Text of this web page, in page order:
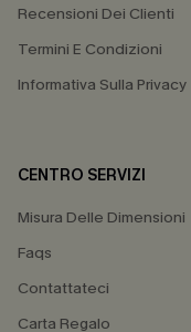
Recensioni Dei Clienti
Termini E Condizioni
Informativa Sulla Privacy
CENTRO SERVIZI
Misura Delle Dimensioni
Faqs
Contattateci
Carta Regalo